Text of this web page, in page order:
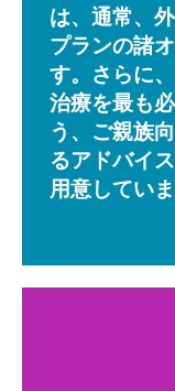
は、通常、
プランの諸
す。さらに
治療を最も
う、ご親族
るアドバイ
用意していま